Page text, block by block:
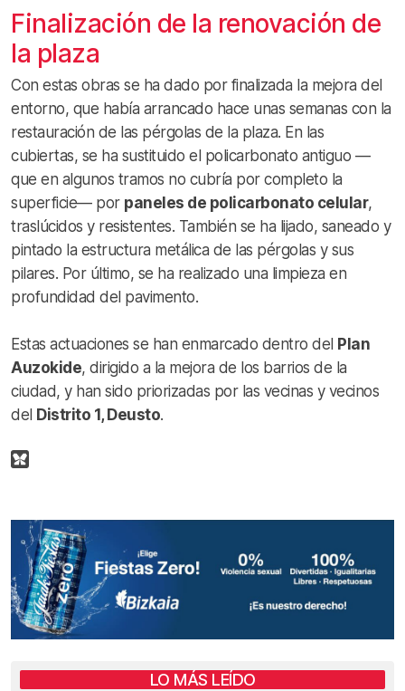
Finalización de la renovación de
la plaza
Con estas obras se ha dado por finalizada la mejora del
entorno, que había arrancado hace unas semanas con la
restauración de las pérgolas de la plaza. En las
cubiertas, se ha sustituido el policarbonato antiguo —
que en algunos tramos no cubría por completo la
superficie— por paneles de policarbonato celular,
traslúcidos y resistentes. También se ha lijado, saneado y
pintado la estructura metálica de las pérgolas y sus
pilares. Por último, se ha realizado una limpieza en
profundidad del pavimento.
Estas actuaciones se han enmarcado dentro del Plan
Auzokide, dirigido a la mejora de los barrios de la
ciudad, y han sido priorizadas por las vecinas y vecinos
del Distrito 1, Deusto.
LO MÁS LEÍDO